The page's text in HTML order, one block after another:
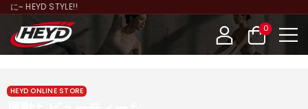
~ HEYD STYLE!!
0
HEYD ONLINE STORE